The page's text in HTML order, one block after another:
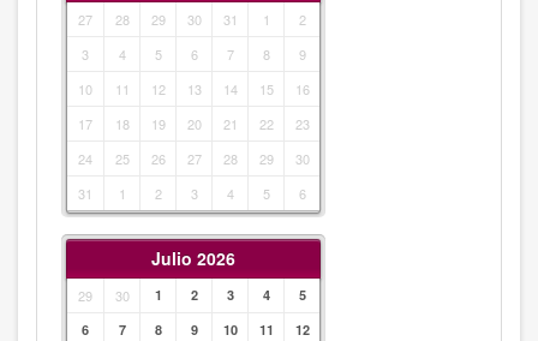
27 28 29 30 31 1
2
3
4 5 6 7 8
9
10
11 12 13 14 15
16
17
18 19 20 21 22
23
24
25 26 27 28 29
30
31
1 2 3 4 5 6
Julio 2026
29 30 1 2 3 4
5
6
7 8 9 10 11
12